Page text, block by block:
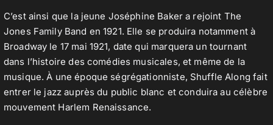
C’est ainsi que la jeune Joséphine Baker a rejoint The
Jones Family Band en 1921. Elle se produira notamment à
Broadway le 17 mai 1921, date qui marquera un tournant
dans l’histoire des comédies musicales, et même de la
musique. À une époque ségrégationniste, Shuffle Along fait
entrer le jazz auprès du public blanc et conduira au célèbre
mouvement Harlem Renaissance.